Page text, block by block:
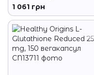
Potency, 150 вегакапсул
1 061 грн